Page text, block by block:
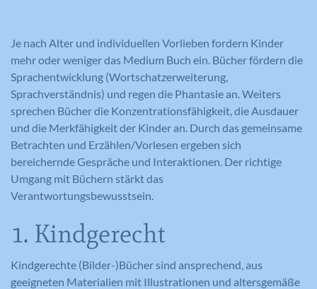
Je nach Alter und individuellen Vorlieben fordern Kinder
mehr oder weniger das Medium Buch ein. Bücher fördern die
Sprachentwicklung (Wortschatzerweiterung,
Sprachverständnis) und regen die Phantasie an. Weiters
sprechen Bücher die Konzentrationsfähigkeit, die Ausdauer
und die Merkfähigkeit der Kinder an. Durch das gemeinsame
Betrachten und Erzählen/Vorlesen ergeben sich
bereichernde Gespräche und Interaktionen. Der richtige
Umgang mit Büchern stärkt das
Verantwortungsbewusstsein.
1. Kindgerecht
Kindgerechte (Bilder-)Bücher sind ansprechend, aus
geeigneten Materialien mit Illustrationen und altersgemäße